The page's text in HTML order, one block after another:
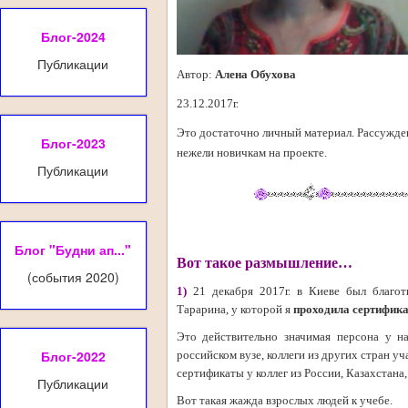
Блог-2024
Публикации
Блог-2023
Публикации
Блог "Будни ап..."
(события 2020)
Блог-2022
Публикации
Автор: Алена Обухова
23.12.2017г.
Это достаточно личный материал.
нежели новичкам на проекте.
Вот такое размышление…
1)21 декабря 2017г. в Киеве был
Тарарина, у которой я проходила
Это действительно значимая персона у
российском вузе, коллеги из других стран
сертификаты у коллег из России,
Вот такая жажда взрослых людей к учебе.